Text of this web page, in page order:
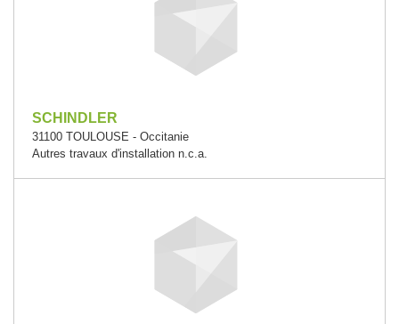
SCHINDLER
31100 TOULOUSE - Occitanie
Autres travaux d'installation n.c.a.